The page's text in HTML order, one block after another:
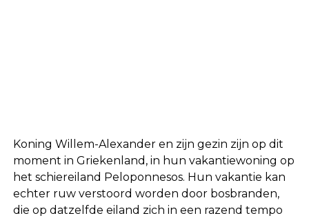
Koning Willem-Alexander en zijn gezin zijn op dit
moment in Griekenland, in hun vakantiewoning op
het schiereiland Peloponnesos. Hun vakantie kan
echter ruw verstoord worden door bosbranden,
die op datzelfde eiland zich in een razend tempo